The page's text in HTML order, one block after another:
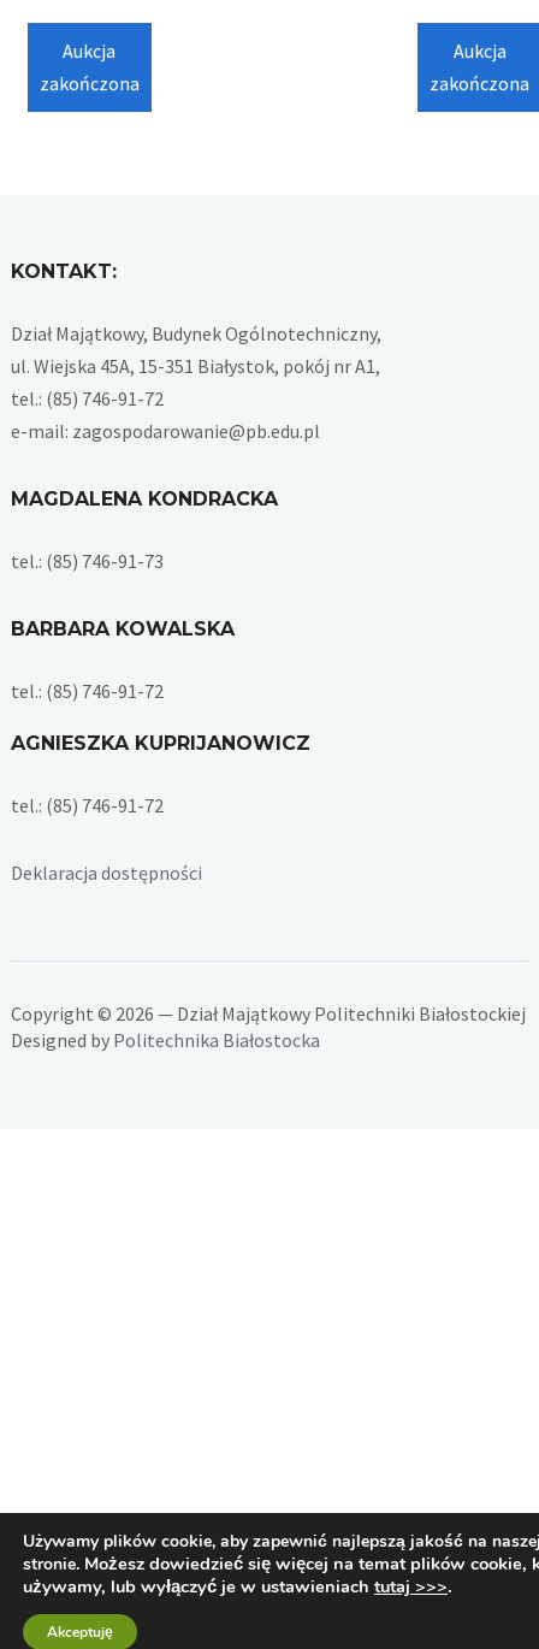
Aukcja
zakończona
Aukcja
zakończona
KONTAKT:
Dział Majątkowy, Budynek Ogólnotechniczny,
ul. Wiejska 45A, 15-351 Białystok, pokój nr A1,
tel.: (85) 746-91-72
e-mail: zagospodarowanie@pb.edu.pl
MAGDALENA KONDRACKA
tel.: (85) 746-91-73
BARBARA KOWALSKA
tel.: (85) 746-91-72
AGNIESZKA KUPRIJANOWICZ
tel.: (85) 746-91-72
Deklaracja dostępności
Copyright © 2026 — Dział Majątkowy Politechniki Białostockiej
Designed by Politechnika Białostocka
Używamy plików cookie, aby zapewnić najlepszą jakość na
stronie. Możesz dowiedzieć się więcej na temat plików cookie,
używamy, lub wyłączyć je w ustawieniach tutaj >>>.
Akceptuję